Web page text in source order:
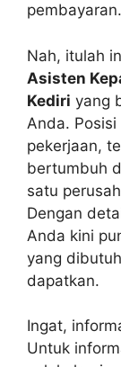
pembayaran.
Nah, itulah
Asisten
Kediri yang
Anda.
pekerjaan,
bertumbuh
satu
Dengan
Anda kini
yang
dapatkan.
Ingat,
Untuk